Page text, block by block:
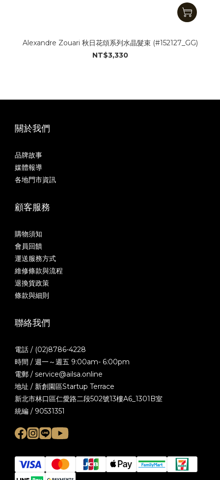
Alexandre Zouari 秋日花頌系列水晶髮束 (#152127_GG)
NT$3,330
關於我們
品牌故事
媒體報導
各地門市資訊
顧客服務
購物須知
會員回饋
運送服務方式
維修條款與流程
退換貨政策
條款與細則
聯絡我們
電話 / (02)8786-4228
時間 / 週一～週五 9:00am- 6:00pm
電郵 / service@ailsa.online
地址 / 新創園區Startup Terrace
新北市林口區仁愛路二段502號13樓A6_1301B室
統編 / 90531351